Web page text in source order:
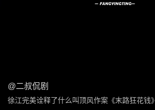
@二叔侃剧
徐江完美诠释了什么叫顶风作案《末路狂花钱》